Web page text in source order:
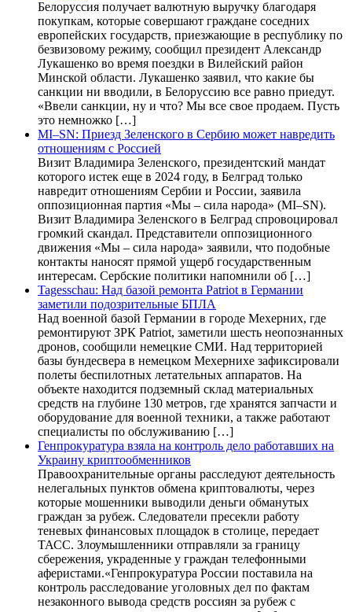
Белоруссия получает валютную выручку благодаря
покупкам, которые совершают граждане соседних
европейских государств, приезжающие в республику по
безвизовому режиму, сообщил президент Александр
Лукашенко во время поездки в Вилейский район
Минской области. Лукашенко заявил, что какие бы
санкции ни вводили, в Белоруссию все равно приедут.
«Ввели санкции, ну и что? Мы все свое продаем. Пусть
это немножко […]
MI–SN: Приезд Зеленского в Сербию может навредить
отношениям с Россией
Визит Владимира Зеленского, президентский мандат
которого истек еще в 2024 году, в Белград только
навредит отношениям Сербии и России, заявила
оппозиционная партия «Мы – сила народа» (MI–SN).
Визит Владимира Зеленского в Белград спровоцировал
громкий скандал. Представители оппозиционного
движения «Мы – сила народа» заявили, что подобные
контакты наносят прямой ущерб государственным
интересам. Сербские политики напомнили об […]
Tagesschau: Над базой ремонта Patriot в Германии
заметили подозрительные БПЛА
Над военной базой Германии в городе Мехерних, где
ремонтируют ЗРК Patriot, заметили шесть неопознанных
дронов, сообщили немецкие СМИ. Над территорией
базы бундесвера в немецком Мехернихе зафиксировали
полеты беспилотных летательных аппаратов. На
объекте находится подземный склад материальных
средств на глубине 130 метров, где хранятся запчасти и
оборудование для военной техники, а также работают
специалисты по обслуживанию […]
Генпрокуратура взяла на контроль дело работавших на
Украину криптообменников
Правоохранительные органы расследуют деятельность
нелегальных пунктов обмена криптовалюты, через
которые мошенники выводили деньги обманутых
граждан за рубеж. Следователи пресекли работу
теневых финансовых площадок в столице, передает
ТАСС. Злоумышленники отправляли за границу
сбережения, украденные у граждан телефонными
аферистами.«Генпрокуратура России поставила на
контроль расследование уголовных дел по фактам
незаконного вывода средств россиян за рубеж с